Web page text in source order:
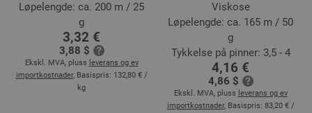
Løpelengde: ca. 200 m / 25
g
3,32 €
3,88 $
Ekskl. MVA, pluss leverans og ev
importkostnader, Basispris: 132,80 € /
kg
Viskose
Løpelengde: ca. 165 m / 50
g
Tykkelse på pinner: 3,5 - 4
4,16 €
4,86 $
Ekskl. MVA, pluss leverans og ev
importkostnader, Basispris: 83,20 € /